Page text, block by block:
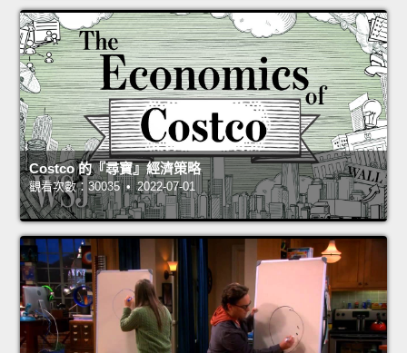
Costco 的『尋寶』經濟策略
觀看次數：30035 • 2022-07-01